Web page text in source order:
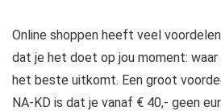
Online shoppen heeft veel
dat je het doet op jou moment: waar
het beste uitkomt. Een groot
NA-KD is dat je vanaf € 40,- geen